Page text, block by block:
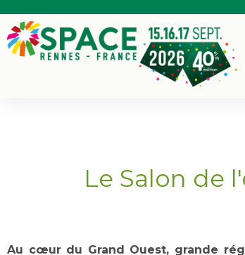
Le Salon de
Au cœur du Grand Ouest, grande